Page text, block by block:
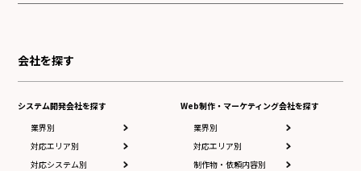
会社を探す
システム開発会社を探す
業界別
対応エリア別
対応システム別
Web制作・マーケティング会社を探す
業界別
対応エリア別
制作物・依頼内容別